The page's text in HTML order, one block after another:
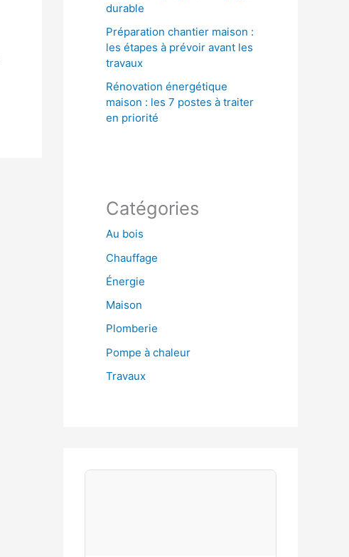
durable
Préparation chantier maison :
les étapes à prévoir avant les
travaux
Rénovation énergétique
maison : les 7 postes à traiter
en priorité
Catégories
Au bois
Chauffage
Énergie
Maison
Plomberie
Pompe à chaleur
Travaux